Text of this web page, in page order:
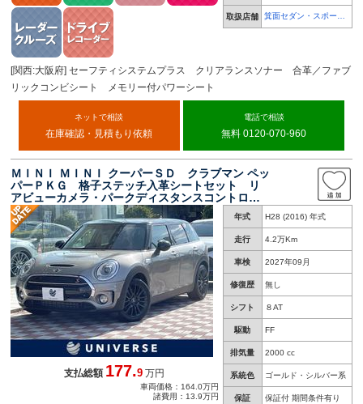
取扱店舗
箕面セダン・スポーツ
専門店
[関西:大阪府] セーフティシステムプラス クリアランスソナー 合革／ファブ
リックコンビシート メモリー付パワーシート
ネットで相談
在庫確認・見積もり依頼
電話で相談
無料 0120-070-960
ＭＩＮＩ ＭＩＮＩ クーパーＳＤ クラブマン ペッ
パーＰＫＧ 格子ステッチ入革シートセット リ
アビューカメラ・パークディスタンスコントロー
ル 純正ナビ クルーズコントロール 革シー
ト シートヒーター パワーシート ＬＥＤヘッ
ドライト ＥＴＣ 禁煙
年式 H28 (2016) 年式
走行 4.2万Km
車検 2027年09月
修復歴 無し
シフト ８AT
駆動 FF
排気量 2000 cc
系統色 ゴールド・シルバー系
保証 保証付 期間条件有り
支払総額177.9 万円
車両価格：164.0万円
諸費用：13.9万円